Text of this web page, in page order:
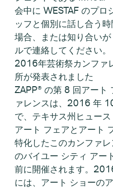
会中に WESTAF のプロ
ッフと個別に話し合う
場合、または知り合い
ルで連絡してください。
2016年芸術祭カンファ
所が発表されました
ZAPP® の第 8 回アート
ァレンスは、2016 年
で、テキサス州ヒュース
アート フェアとアート
特化したこのカンファ
のバイユー シティ アー
前に開催されます。
には、アート ショーの